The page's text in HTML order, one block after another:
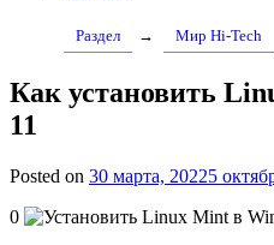
Раздел → Мир Hi-Tech
Как установить
11
Posted on 30 марта, 20225
0